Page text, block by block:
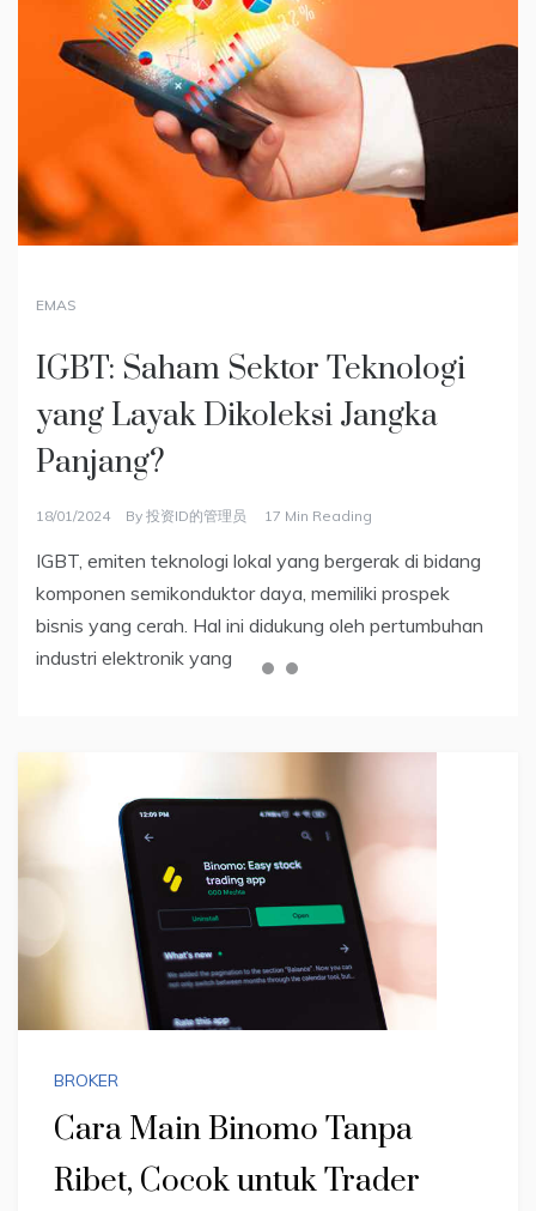
EMAS
IGBT: Saham Sektor Teknologi
yang Layak Dikoleksi Jangka
Panjang?
18/01/2024 By 投资ID的管理员 17 Min Reading
IGBT, emiten teknologi lokal yang bergerak di bidang
komponen semikonduktor daya, memiliki prospek
bisnis yang cerah. Hal ini didukung oleh pertumbuhan
industri elektronik yang
INVESTASI
Mengenal Indeks Dow Jones dan
Prospeknya di Masa Depan
18/01/2024 By投资ID的管理员
Indeks Dow Jones adalah salah satu indeks saham
Dow Jones, ada tiga indeks saham utama lain
INVESTASI
Mengenal Apa Itu Ripple dan
Prediksi Harga XRP di 2024,
Meroket atau Tenggelam?
17/01/2024 By 投资ID的管理员 12 Min Reading
Sepanjang tahun 2023, harga XRP menunjukkan
kinerja yang cukup baik. artikel ini akan menjelaskan
Apa Itu Ripple dan Prediksi Harga XRP di 2024,
Meroket atau Tenggelam?
BROKER
Cara Main Binomo Tanpa
Ribet, Cocok untuk Trader